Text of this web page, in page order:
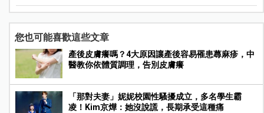
您也可能喜歡這些文章
產後皮膚癢嗎？4大原因讓產後容易罹患蕁麻疹，中
醫教你依體質調理，告別皮膚癢
「那對夫妻」妮妮校園性騷擾成立，多名學生霸
凌！Kim京燁：她沒說謊，長期承受這種痛